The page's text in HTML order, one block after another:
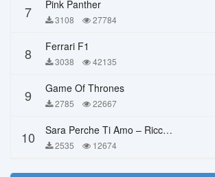
7 Pink Panther
3108 27784
8 Ferrari F1
3038 42135
9 Game Of Thrones
2785 22667
10 Sara Perche Ti Amo – Ricchi E Poveri
2535 12674